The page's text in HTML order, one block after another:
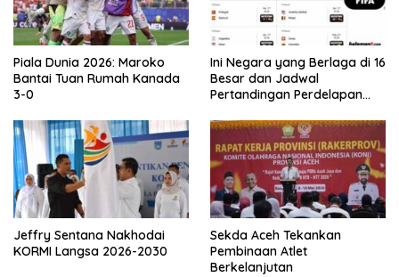
Piala Dunia 2026: Maroko
Bantai Tuan Rumah Kanada
3-0
Ini Negara yang Berlaga di 16
Besar dan Jadwal
Pertandingan Perdelapan
Jeffry Sentana Nakhodai
KORMI Langsa 2026-2030
Sekda Aceh Tekankan
Pembinaan Atlet
Berkelanjutan